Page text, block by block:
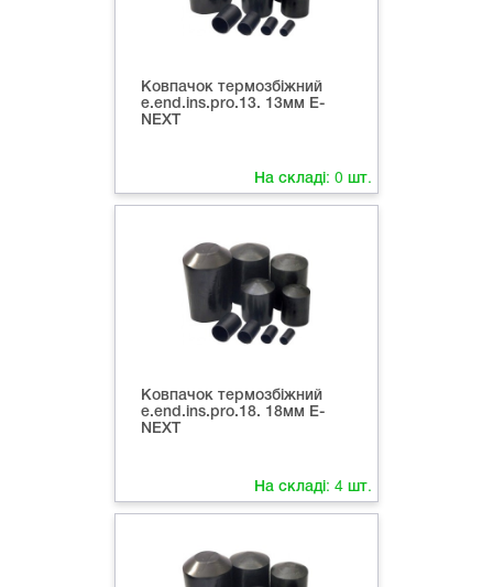
Ковпачок термозбіжний
е.end.ins.pro.13. 13мм E-
NEXT
На складі: 0 шт.
Ковпачок термозбіжний
е.end.ins.pro.18. 18мм E-
NEXT
На складі: 4 шт.